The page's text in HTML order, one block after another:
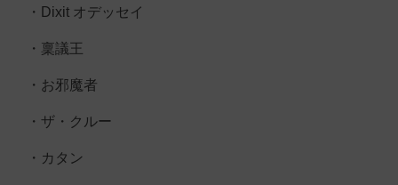
・Dixit オデッセイ
・稟議王
・お邪魔者
・ザ・クルー
・カタン